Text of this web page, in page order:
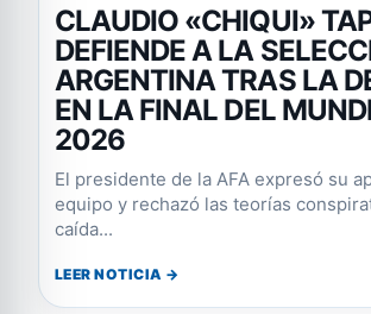
CLAUDIO «CHIQUI»
DEFIENDE A LA
ARGENTINA TRAS LA
EN LA FINAL DEL
2026
El presidente de la AFA expresó su
equipo y rechazó las teorías
caída...
LEER NOTICIA →